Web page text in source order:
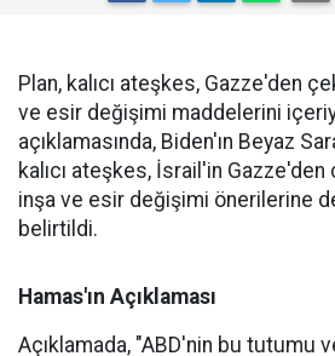
Plan, kalıcı ateşkes, Gazze'den
ve esir değişimi maddelerini
açıklamasında, Biden'ın Beyaz
kalıcı ateşkes, İsrail'in
inşa ve esir değişimi önerilerine
belirtildi.
Hamas'ın Açıklaması
Açıklamada, "ABD'nin bu tutumu